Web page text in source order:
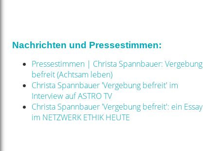
Nachrichten und Pressestimmen:
Pressestimmen | Christa Spannbauer: Vergebung
befreit (Achtsam leben)
Christa Spannbauer 'Vergebung befreit' im
Interview auf ASTRO TV
Christa Spannbauer 'Vergebung befreit': ein Essay
im NETZWERK ETHIK HEUTE